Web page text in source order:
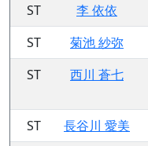
ST
李 依依
ST
菊池 紗弥
ST
西川 蒼七
ST
長谷川 愛美